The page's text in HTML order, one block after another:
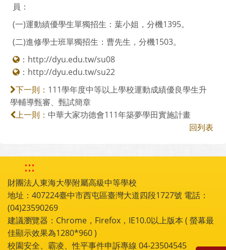
員：
(一)運動績優學生單獨招生：葉小姐，分機1395。
(二)進修學士班單獨招生：曹先生，分機1503。
： http://dyu.edu.tw/su08
： http://dyu.edu.tw/su22
下一則： 111學年度中等以上學校運動成績優良學生升
學輔導甄審、甄試簡章
上一則： 中華大家功德會111年築夢學田實施計畫
回列表
:::
財團法人東海大學附屬高級中等學校
地址：407224臺中市西屯區臺灣大道四段1727號 電話：
(04)23590269
建議瀏覽器：Chrome，Firefox，IE10.0以上版本 ( 螢幕最
佳顯示效果為1280*960 )
校園安全、霸凌、性平事件申訴專線 04-23504545